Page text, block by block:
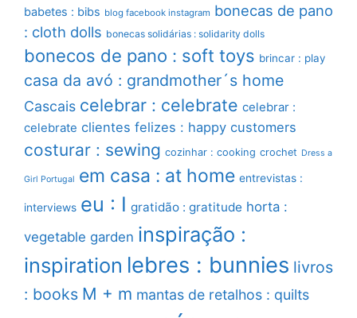
babetes : bibs blog facebook instagram bonecas de pano
: cloth dolls bonecas solidárias : solidarity dolls
bonecos de pano : soft toys brincar : play
casa da avó : grandmother´s home
Cascais celebrar : celebrate celebrar :
celebrate clientes felizes : happy customers
costurar : sewing cozinhar : cooking crochet Dress a
Girl Portugal em casa : at home entrevistas :
interviews eu : I gratidão : gratitude horta :
vegetable garden inspiração :
inspiration lebres : bunnies livros
: books M + m mantas de retalhos : quilts